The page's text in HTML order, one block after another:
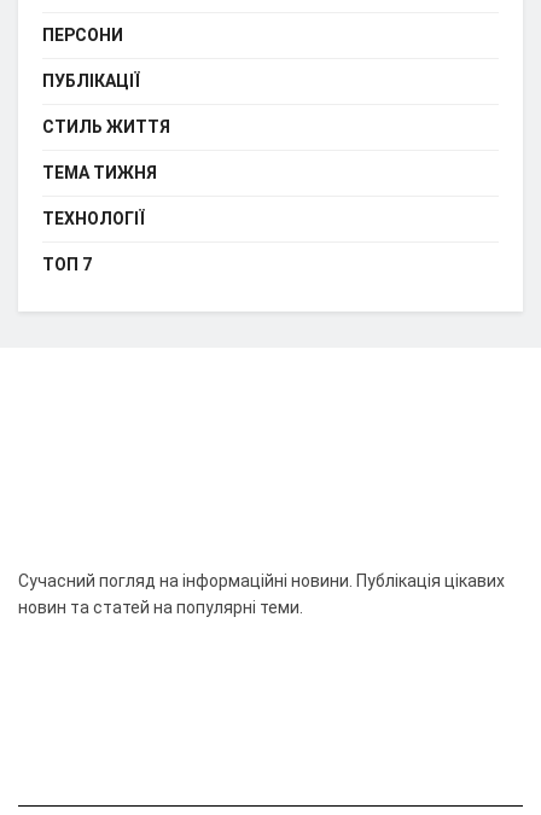
ПЕРСОНИ
ПУБЛІКАЦІЇ
СТИЛЬ ЖИТТЯ
ТЕМА ТИЖНЯ
ТЕХНОЛОГІЇ
ТОП 7
Сучасний погляд на інформаційні новини. Публікація цікавих
новин та статей на популярні теми.